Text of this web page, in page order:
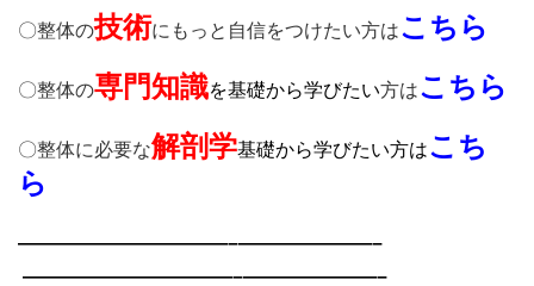
〇整体の技術にもっと自信をつけたい方はこちら
〇整体の専門知識を基礎から学びたい方はこちら
〇整体に必要な解剖学基礎から学びたい方はこち
ら
———————————–———————–
———————————–———————–